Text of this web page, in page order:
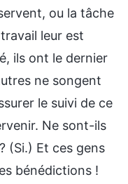
ou la tâche
leur est
ils ont le dernier
ne songent
le suivi de ce
Ne sont-ils
(Si.) Et ces gens
bénédictions !